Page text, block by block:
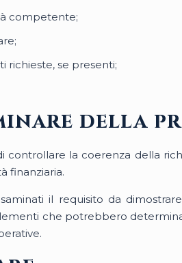
competente;
richieste, se presenti;
della
controllare la coerenza della
finanziaria.
il requisito da
che potrebbero